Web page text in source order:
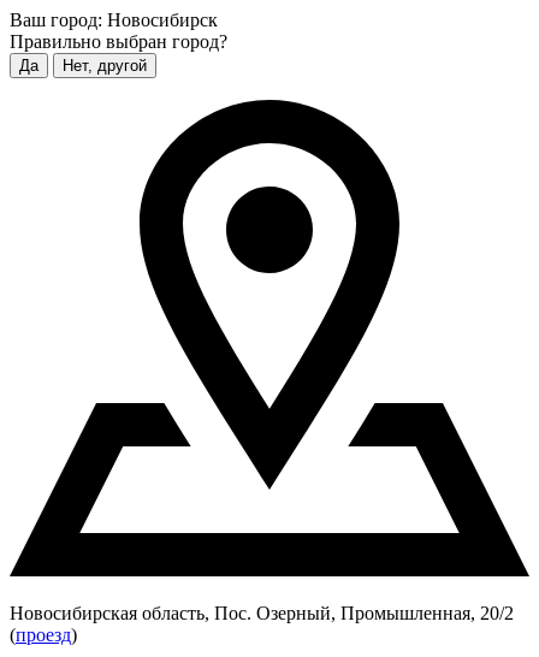
Ваш город: Новосибирск
Правильно выбран город?
Да Нет, другой
Новосибирская область, Пос. Озерный, Промышленная, 20/2
(проезд)